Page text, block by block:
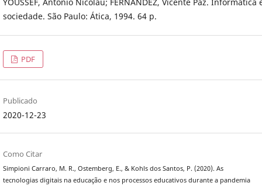
sociedade. São Paulo: Ática, 1994. 64 p.
PDF
Publicado
2020-12-23
Como Citar
Simpioni Carraro, M. R., Ostemberg, E., & Kohls dos Santos, P. (2020). As
tecnologias digitais na educação e nos processos educativos durante a pandemia